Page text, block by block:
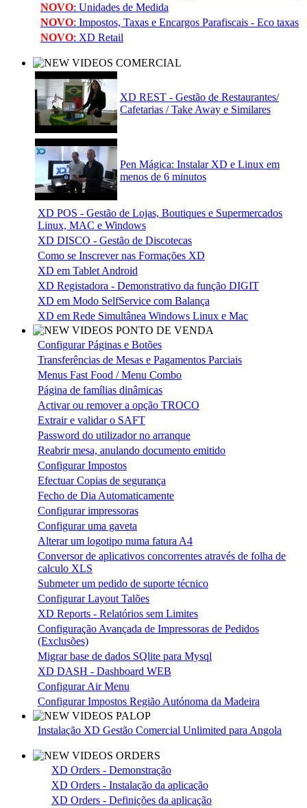
NOVO: Unidades de Medida
NOVO: Impostos, Taxas e Encargos Parafiscais - Eco taxas
NOVO: XD Retail
XD REST - Gestão de Restaurantes/
Cafetarias / Take Away e Similares
Pen Mágica: Instalar XD e Linux em
menos de 6 minutos
XD POS - Gestão de Lojas, Boutiques e Supermercados
Linux, MAC e Windows
XD DISCO - Gestão de Discotecas
Como se Inscrever nas Formações XD
XD em Tablet Android
XD Registadora - Demonstrativo da função DIGIT
XD em Modo SelfService com Balança
XD em Rede Simultânea Windows Linux e Mac
Configurar Páginas e Botões
Transferências de Mesas e Pagamentos Parciais
Menus Fast Food / Menu Combo
Página de famílias dinâmicas
Activar ou remover a opção TROCO
Extrair e validar o SAFT
Password do utilizador no arranque
Reabrir mesa, anulando documento emitido
Configurar Impostos
Efectuar Copias de segurança
Fecho de Dia Automaticamente
Configurar impressoras
Configurar uma gaveta
Alterar um logotipo numa fatura A4
Conversor de aplicativos concorrentes através de folha de
calculo XLS
Submeter um pedido de suporte técnico
Configurar Layout Talões
XD Reports - Relatórios sem Limites
Configuração Avançada de Impressoras de Pedidos
(Exclusões)
Migrar base de dados SQlite para Mysql
XD DASH - Dashboard WEB
Configurar Air Menu
Configurar Impostos Região Autónoma da Madeira
Instalação XD Gestão Comercial Unlimited para Angola
XD Orders - Demonstração
XD Orders - Instalação da aplicação
XD Orders - Definições da aplicação